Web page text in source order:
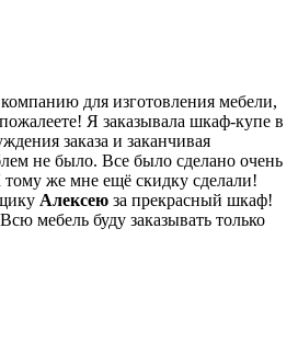
для изготовления мебели,
Я заказывала шкаф-купе в
заказа и заканчивая
не было. Все было сделано очень
же мне ещё скидку сделали!
Алексею за прекрасный шкаф!
мебель буду заказывать только